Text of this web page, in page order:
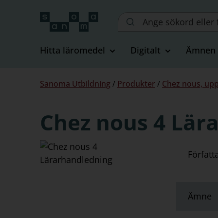
Sök
webbplatsen::
Hitta läromedel Digitalt Ämnen
Du
Sanoma Utbildning / Produkter / Chez nous,
Chez nous 4
Ämne